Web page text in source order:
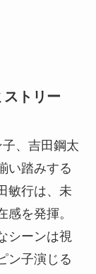
ストリー
、吉田鋼太
い踏みする
敏行は、未
を発揮。
シーンは視
ン子演じる